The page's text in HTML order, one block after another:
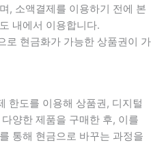
, 소액결제를 이용하기 전에 본
내에서 이용합니다.
로 현금화가 가능한 상품권이 가
한도를 이용해 상품권, 디지털
양한 제품을 구매한 후, 이를
통해 현금으로 바꾸는 과정을